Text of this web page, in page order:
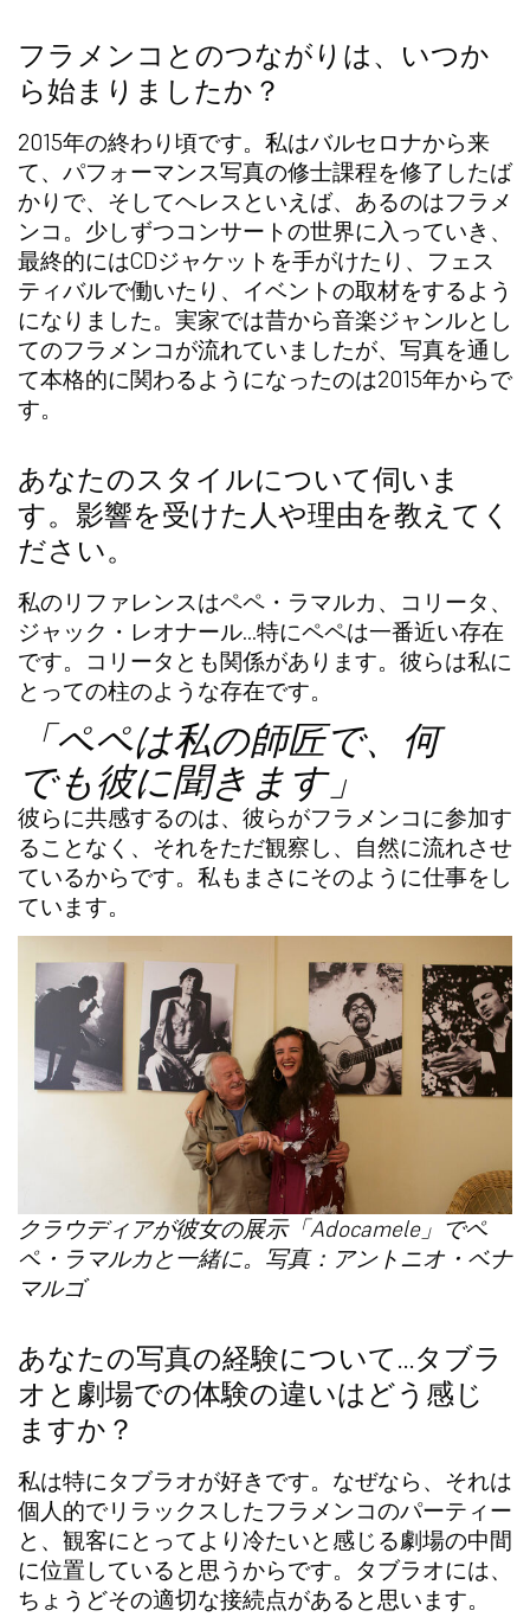
フラメンコとのつながりは、いつか
ら始まりましたか？
2015年の終わり頃です。私はバルセロナから来
て、パフォーマンス写真の修士課程を修了したば
かりで、そしてヘレスといえば、あるのはフラメ
ンコ 。少しずつコンサートの世界に入っていき、
最終的にはCDジャケットを手がけたり、フェス
ティバルで働いたり、イベントの取材をするよう
になりました。実家では昔から音楽ジャンルとし
てのフラメンコが流れていましたが、写真を通し
て本格的に関わるようになったのは2015年からで
す。
あなたのスタイルについて伺いま
す。影響を受けた人や理由を教えてく
ださい。
私のリファレンスはペペ・ラマルカ、コリータ、
ジャック・レオナール…特にペペは一番近い存在
です。コリータとも関係があります。彼らは私に
とっての柱のような存在です。
「ペペは私の師匠で、何
でも彼に聞きます」
彼らに共感するのは、 彼らがフラメンコに参加す
ることなく、それをただ観察し、自然に流れさせ
ているからです。私もまさにそのように仕事をし
ています。
クラウディアが彼女の展示「Adocamele」でペ
ペ・ラマルカと一緒に。写真：アントニオ・ベナ
マルゴ
あなたの写真の経験について…タブラ
オ と 劇場での体験の違いはどう感じ
ますか？
私は特にタブラオが好きです。なぜなら、それは
個人的でリラックスしたフラメンコのパーティー
と、観客にとってより冷たいと感じる劇場の中間
に位置していると思うからです。 タブラオには、
ちょうどその適切な接続点があると思います。